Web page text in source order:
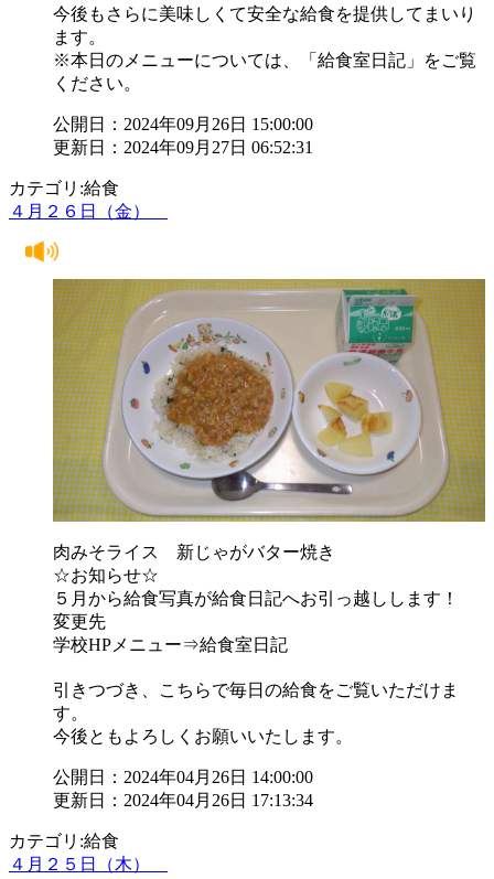
今後もさらに美味しくて安全な給食を提供してまいり
ます。
※本日のメニューについては、「給食室日記」をご覧
ください。
公開日：2024年09月26日 15:00:00
更新日：2024年09月27日 06:52:31
カテゴリ:給食
４月２６日（金）
肉みそライス 新じゃがバター焼き
☆お知らせ☆
５月から給食写真が給食日記へお引っ越しします！
変更先
学校HPメニュー⇒給食室日記
引きつづき、こちらで毎日の給食をご覧いただけま
す。
今後ともよろしくお願いいたします。
公開日：2024年04月26日 14:00:00
更新日：2024年04月26日 17:13:34
カテゴリ:給食
４月２５日（木）